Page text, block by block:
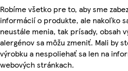
Robíme všetko pre to, aby sme
informácií o produkte, ale nakoľko
neustále menia, tak prísady, obsah
alergénov sa môžu zmeniť. Mali by
výrobku a nespoliehať sa len na
webových stránkach.